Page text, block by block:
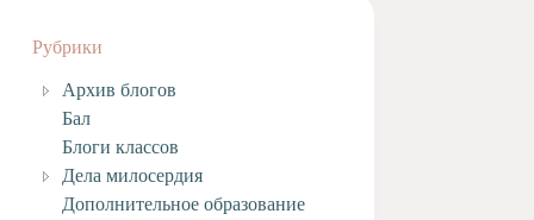
Рубрики
Архив блогов
Бал
Блоги классов
Дела милосердия
Дополнительное образование